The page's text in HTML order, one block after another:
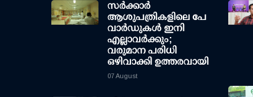
സര്‍ക്കാര്‍
ആശുപത്രികളിലെ പേ
വാര്‍ഡുകള്‍ ഇനി
എല്ലാവര്‍ക്കും;
വരുമാന പരിധി
ഒഴിവാക്കി ഉത്തരവായി
07 August